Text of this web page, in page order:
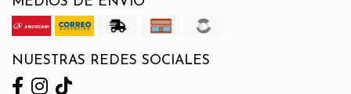
NUESTRAS REDES SOCIALES